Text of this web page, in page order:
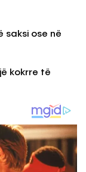
saksi ose në
kokrre të